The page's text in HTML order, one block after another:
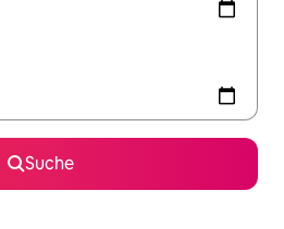
Suche